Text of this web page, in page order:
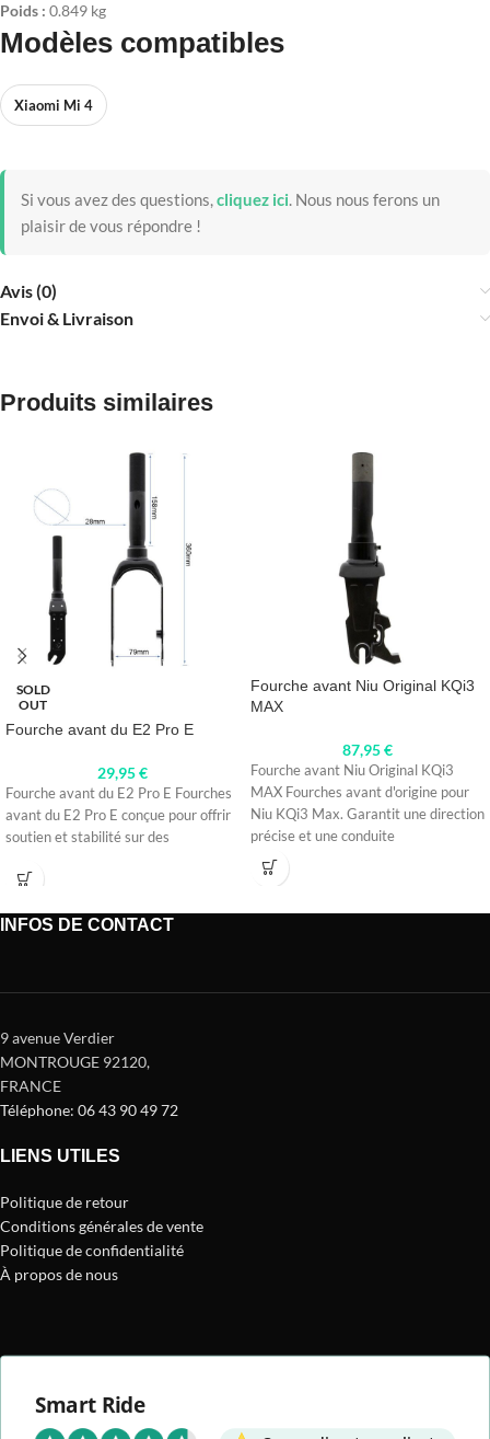
Poids : 0.849 kg
Modèles compatibles
Xiaomi Mi 4
Si vous avez des questions,cliquez ici. Nous nous ferons un
plaisir de vous répondre !
Avis (0)
Envoi & Livraison
Produits similaires
SOLD
OUT
Fourche avant du E2 Pro E
29,95€
Fourche avant du E2 Pro E Fourches
avant du E2 Pro E conçue pour offrir
soutien et stabilité sur des
Fourche avant Niu Original KQi3
MAX
87,95€
Fourche avant Niu Original KQi3
MAX Fourches avant d'origine pour
Niu KQi3 Max. Garantit une direction
précise et une conduite
INFOS DE CONTACT
9 avenue Verdier
MONTROUGE 92120,
FRANCE
Téléphone: 06 43 90 49 72
LIENS UTILES
Politique de retour
Conditions générales de vente
Politique de confidentialité
À propos de nous
Smart Ride